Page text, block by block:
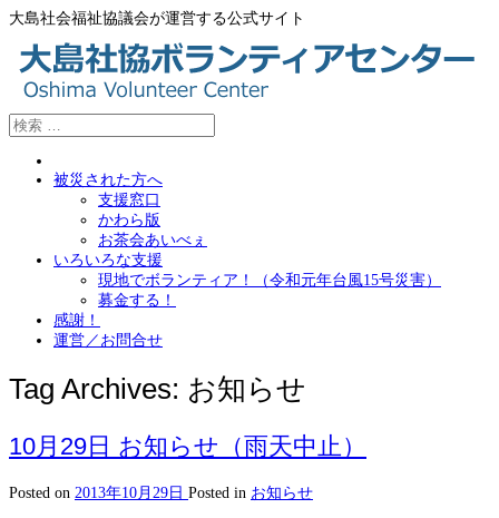
大島社会福祉協議会が運営する公式サイト
被災された方へ
支援窓口
かわら版
お茶会あいべぇ
いろいろな支援
現地でボランティア！（令和元年台風15号災害）
募金する！
感謝！
運営／お問合せ
Tag Archives: お知らせ
10月29日 お知らせ（雨天中止）
Posted on 2013年10月29日 Posted in お知らせ